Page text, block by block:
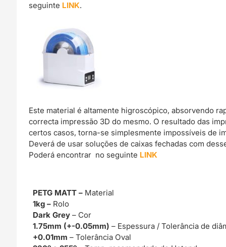
seguinte LINK.
Este material é altamente higroscópico, absorvendo
correcta impressão 3D do mesmo. O resultado das
certos casos, torna-se simplesmente impossíveis de
Deverá de usar soluções de caixas fechadas com
Poderá encontrar no seguinte LINK
PETG MATT – Material
1kg – Rolo
Dark Grey– Cor
1.75mm (+-0.05mm)– Espessura / Tolerância de
+0.01mm– Tolerância Oval